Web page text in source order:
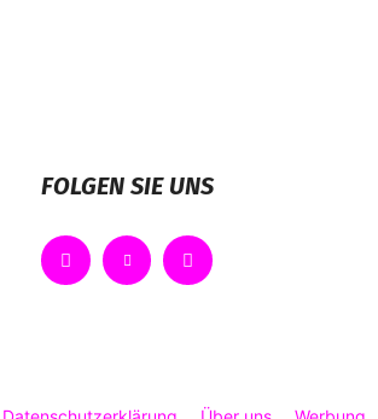
FOLGEN SIE UNS